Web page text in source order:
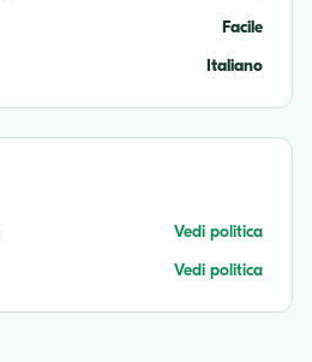
Facile
Italiano
Vedi politica
Vedi politica